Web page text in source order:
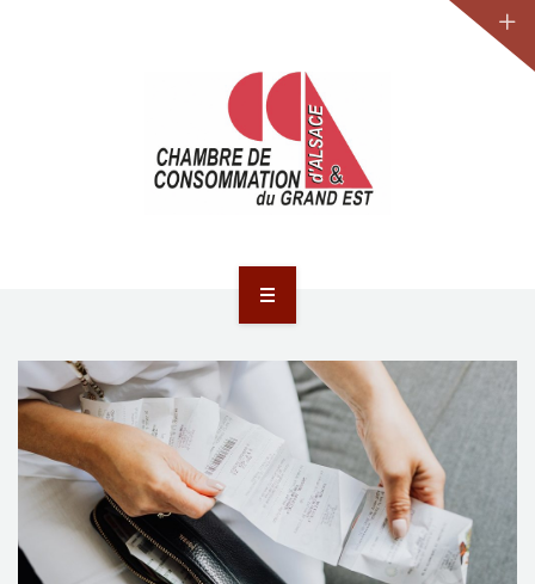
ACTUALITÉS
JURIDIQUE
LA CCA-GE
NOS ACTIONS